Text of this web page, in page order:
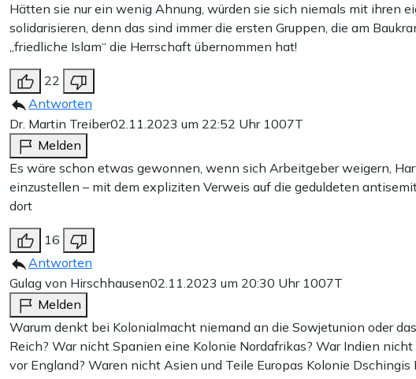
Hätten sie nur ein wenig Ahnung, würden sie sich niemals mit ihren
solidarisieren, denn das sind immer die ersten Gruppen, die am
„friedliche Islam“ die Herrschaft übernommen hat!
22
Antworten
Dr. Martin Treiber02.11.2023 um 22:52 Uhr 1007T
Melden
Es wäre schon etwas gewonnen, wenn sich Arbeitgeber weigern,
einzustellen – mit dem expliziten Verweis auf die geduldeten
dort
16
Antworten
Gulag von Hirschhausen02.11.2023 um 20:30 Uhr 1007T
Melden
Warum denkt bei Kolonialmacht niemand an die Sowjetunion oder
Reich? War nicht Spanien eine Kolonie Nordafrikas? War Indien nicht
vor England? Waren nicht Asien und Teile Europas Kolonie Dschingis